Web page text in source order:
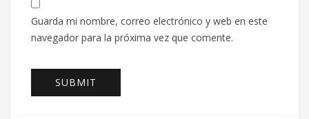
Guarda mi nombre, correo electrónico y web en este
navegador para la próxima vez que comente.